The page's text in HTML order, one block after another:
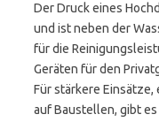
Der Druck eines
und ist neben der
für die
Geräten für den
Für stärkere
auf Baustellen, gibt